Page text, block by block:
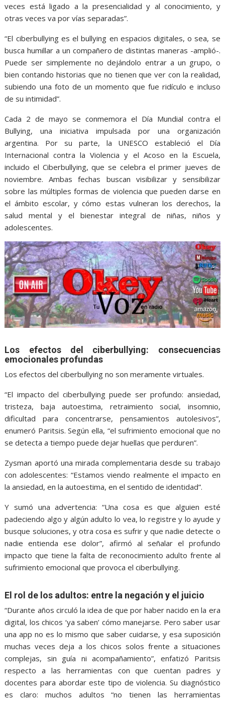
veces está ligado a la presencialidad y al conocimiento, y
otras veces va por vías separadas”.
“El ciberbullying es el bullying en espacios digitales, o sea, se
busca humillar a un compañero de distintas maneras -amplió-.
Puede ser simplemente no dejándolo entrar a un grupo, o
bien contando historias que no tienen que ver con la realidad,
subiendo una foto de un momento que fue ridículo e incluso
de su intimidad”.
Cada 2 de mayo se conmemora el Día Mundial contra el
Bullying, una iniciativa impulsada por una organización
argentina. Por su parte, la UNESCO estableció el Día
Internacional contra la Violencia y el Acoso en la Escuela,
incluido el Ciberbullying, que se celebra el primer jueves de
noviembre. Ambas fechas buscan visibilizar y sensibilizar
sobre las múltiples formas de violencia que pueden darse en
el ámbito escolar, y cómo estas vulneran los derechos, la
salud mental y el bienestar integral de niñas, niños y
adolescentes.
Los efectos del ciberbullying: consecuencias
emocionales profundas
Los efectos del ciberbullying no son meramente virtuales.
“El impacto del ciberbullying puede ser profundo: ansiedad,
tristeza, baja autoestima, retraimiento social, insomnio,
dificultad para concentrarse, pensamientos autolesivos”,
enumeró Paritsis. Según ella, “el sufrimiento emocional que no
se detecta a tiempo puede dejar huellas que perduren”.
Zysman aportó una mirada complementaria desde su trabajo
con adolescentes: “Estamos viendo realmente el impacto en
la ansiedad, en la autoestima, en el sentido de identidad”.
Y sumó una advertencia: “Una cosa es que alguien esté
padeciendo algo y algún adulto lo vea, lo registre y lo ayude y
busque soluciones, y otra cosa es sufrir y que nadie detecte o
nadie entienda ese dolor”, afirmó al señalar el profundo
impacto que tiene la falta de reconocimiento adulto frente al
sufrimiento emocional que provoca el ciberbullying.
El rol de los adultos: entre la negación y el juicio
“Durante años circuló la idea de que por haber nacido en la era
digital, los chicos ‘ya saben’ cómo manejarse. Pero saber usar
una app no es lo mismo que saber cuidarse, y esa suposición
muchas veces deja a los chicos solos frente a situaciones
complejas, sin guía ni acompañamiento”, enfatizó Paritsis
respecto a las herramientas con que cuentan padres y
docentes para abordar este tipo de violencia. Su diagnóstico
es claro: muchos adultos “no tienen las herramientas